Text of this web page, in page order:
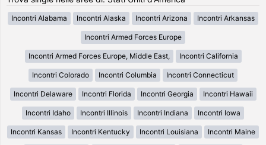
Incontri Alabama Incontri Alaska Incontri Arizona Incontri Arkansas
Incontri Armed Forces Europe
Incontri Armed Forces Europe, Middle East, Incontri California
Incontri Colorado Incontri Columbia Incontri Connecticut
Incontri Delaware Incontri Florida Incontri Georgia Incontri Hawaii
Incontri Idaho Incontri Illinois Incontri Indiana Incontri Iowa
Incontri Kansas Incontri Kentucky Incontri Louisiana Incontri Maine